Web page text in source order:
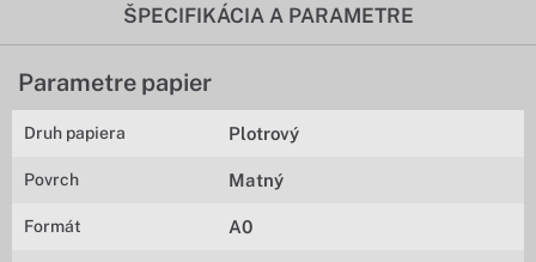
ŠPECIFIKÁCIA A PARAMETRE
Parametre papier
Druh papiera Plotrový
Povrch Matný
Formát A0